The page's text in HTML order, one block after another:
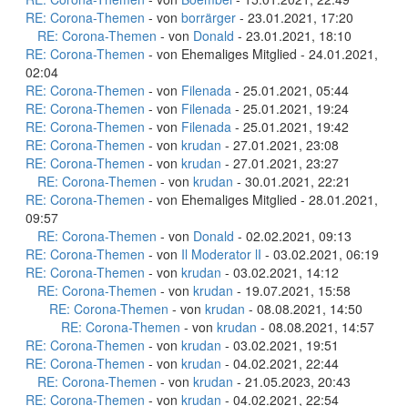
RE: Corona-Themen - von borrärger - 23.01.2021, 17:20
RE: Corona-Themen - von Donald - 23.01.2021, 18:10
RE: Corona-Themen - von Ehemaliges Mitglied - 24.01.2021,
02:04
RE: Corona-Themen - von Filenada - 25.01.2021, 05:44
RE: Corona-Themen - von Filenada - 25.01.2021, 19:24
RE: Corona-Themen - von Filenada - 25.01.2021, 19:42
RE: Corona-Themen - von krudan - 27.01.2021, 23:08
RE: Corona-Themen - von krudan - 27.01.2021, 23:27
RE: Corona-Themen - von krudan - 30.01.2021, 22:21
RE: Corona-Themen - von Ehemaliges Mitglied - 28.01.2021,
09:57
RE: Corona-Themen - von Donald - 02.02.2021, 09:13
RE: Corona-Themen - von Il Moderator lI - 03.02.2021, 06:19
RE: Corona-Themen - von krudan - 03.02.2021, 14:12
RE: Corona-Themen - von krudan - 19.07.2021, 15:58
RE: Corona-Themen - von krudan - 08.08.2021, 14:50
RE: Corona-Themen - von krudan - 08.08.2021, 14:57
RE: Corona-Themen - von krudan - 03.02.2021, 19:51
RE: Corona-Themen - von krudan - 04.02.2021, 22:44
RE: Corona-Themen - von krudan - 21.05.2023, 20:43
RE: Corona-Themen - von krudan - 04.02.2021, 22:54